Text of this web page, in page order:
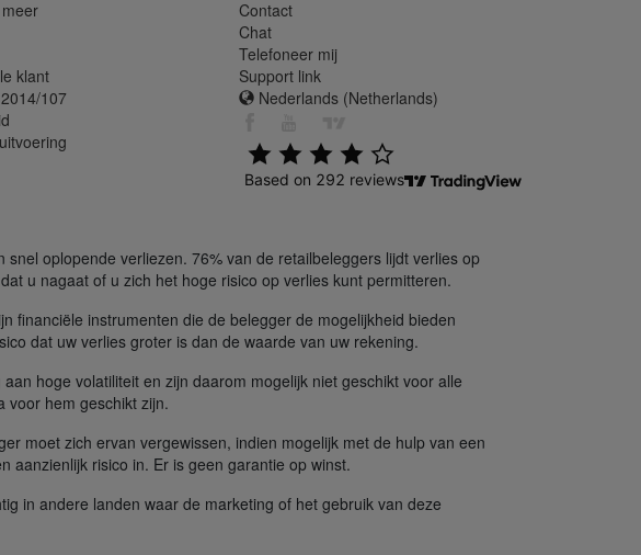
klant
107
Contact
Chat
Telefoneer mij
Support link
Nederlands (Netherlands)
oplopende verliezen. 76% van de retailbeleggers lijdt verlies op
u nagaat of u zich het hoge risico op verlies kunt permitteren.
financiële instrumenten die de belegger de mogelijkheid bieden
dat uw verlies groter is dan de waarde van uw rekening.
hoge volatiliteit en zijn daarom mogelijk niet geschikt voor alle
voor hem geschikt zijn.
moet zich ervan vergewissen, indien mogelijk met de hulp van een
aanzienlijk risico in. Er is geen garantie op winst.
in andere landen waar de marketing of het gebruik van deze